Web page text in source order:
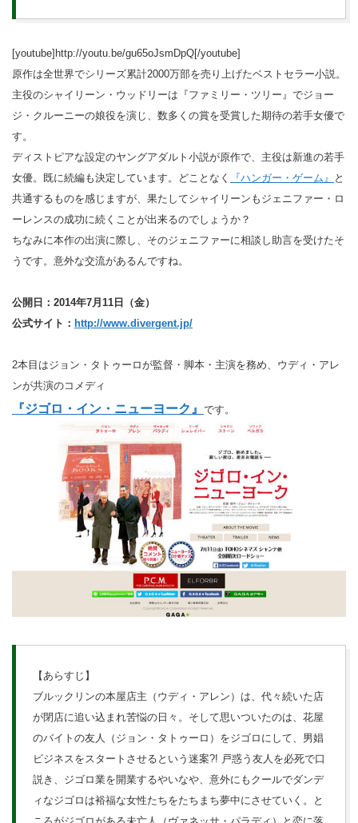
[youtube]http://youtu.be/gu65oJsmDpQ[/youtube]
原作は全世界でシリーズ累計2000万部を売り上げたベストセラー小説。
主役のシャイリーン・ウッドリーは『ファミリー・ツリー』でジョー
ジ・クルーニーの娘役を演じ、数多くの賞を受賞した期待の若手女優で
す。
ディストピアな設定のヤングアダルト小説が原作で、主役は新進の若手
女優。既に続編も決定しています。どことなく
『ハンガー・ゲーム』
と
共通するものを感じますが、果たしてシャイリーンもジェニファー・ロ
ーレンスの成功に続くことが出来るのでしょうか？
ちなみに本作の出演に際し、そのジェニファーに相談し助言を受けたそ
うです。意外な交流があるんですね。
公開日：2014年7月11日（金）
公式サイト： http://www.divergent.jp/
2本目はジョン・タトゥーロが監督・脚本・主演を務め、ウディ・アレ
ンが共演のコメディ
『ジゴロ・イン・ニューヨーク』 です。
【あらすじ】
ブルックリンの本屋店主（ウディ・アレン）は、代々続いた店
が閉店に追い込まれ苦悩の日々。そして思いついたのは、花屋
のバイトの友人（ジョン・タトゥーロ）をジゴロにして、男娼
ビジネスをスタートさせるという迷案?! 戸惑う友人を必死で口
説き、ジゴロ業を開業するやいなや、意外にもクールでダンデ
ィなジゴロは裕福な女性たちをたちまち夢中にさせていく。と